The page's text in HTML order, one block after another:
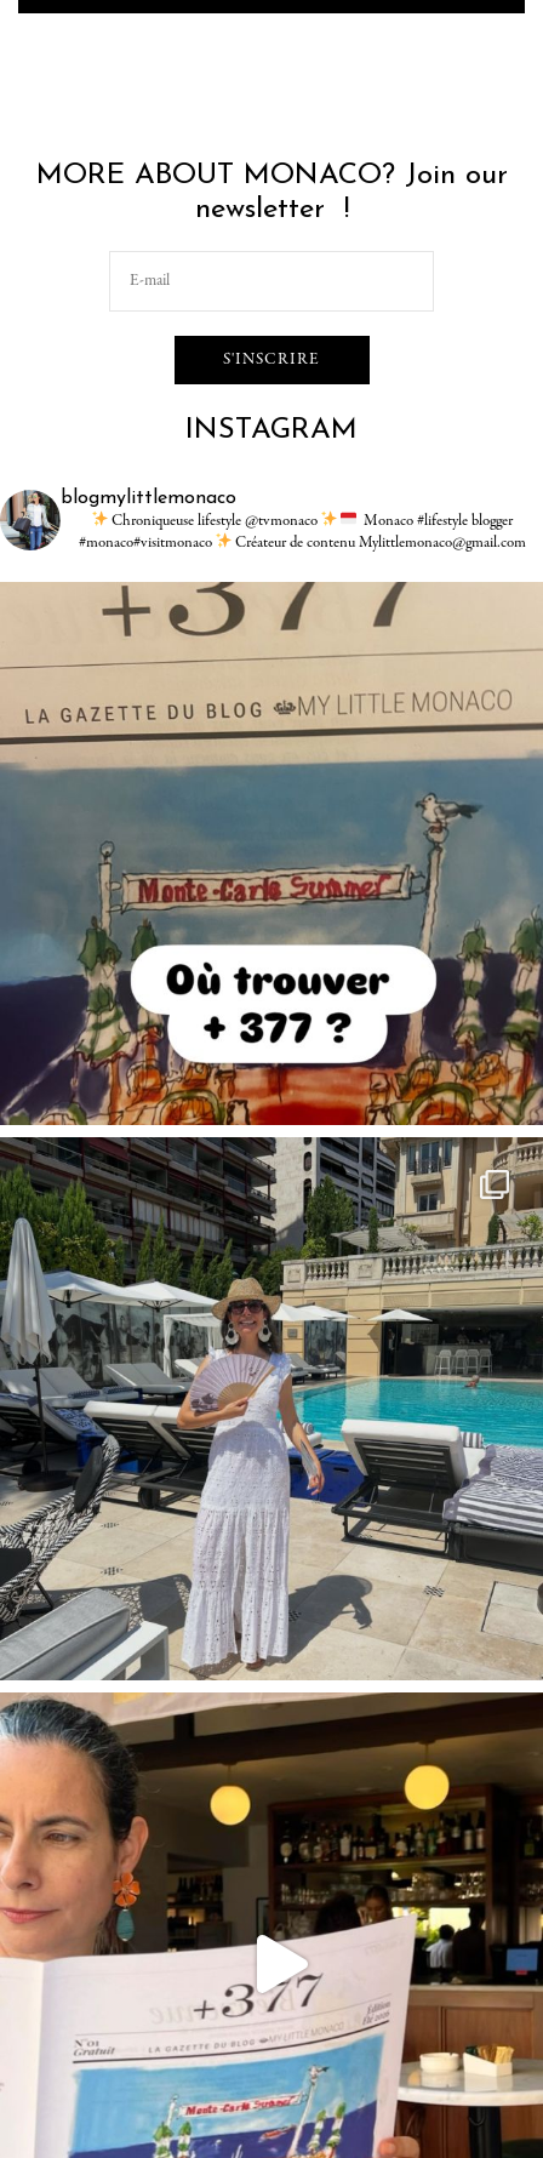
MORE ABOUT MONACO? Join our
newsletter !
INSTAGRAM
blogmylittlemonaco
Chroniqueuse lifestyle @tvmonaco
Monaco #lifestyle blogger
#monaco#visitmonaco
Créateur de contenu Mylittlemonaco@gmail.com